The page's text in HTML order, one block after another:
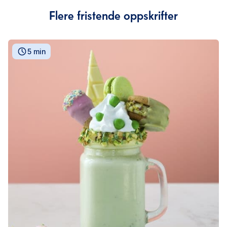
Flere fristende oppskrifter
5 min